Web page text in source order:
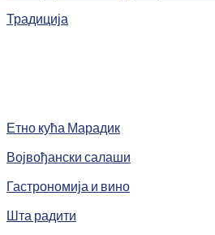
Традиција
Етно кућа Марадик
Војвођански салаши
Гастрономија и вино
Шта радити